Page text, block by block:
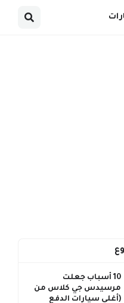
10 أسباب جعلت
مرسيدس جي كلاس من
(أغلى سيارات الدفع